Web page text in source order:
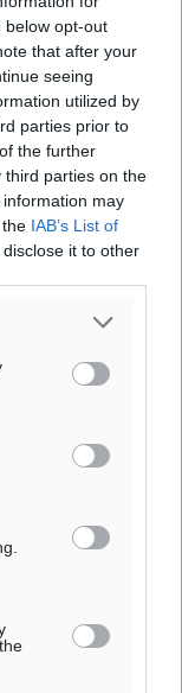
below opt-out
that after your
seeing
utilized by
parties prior to
the further
third parties on the
information may
IAB’s List of
it to other